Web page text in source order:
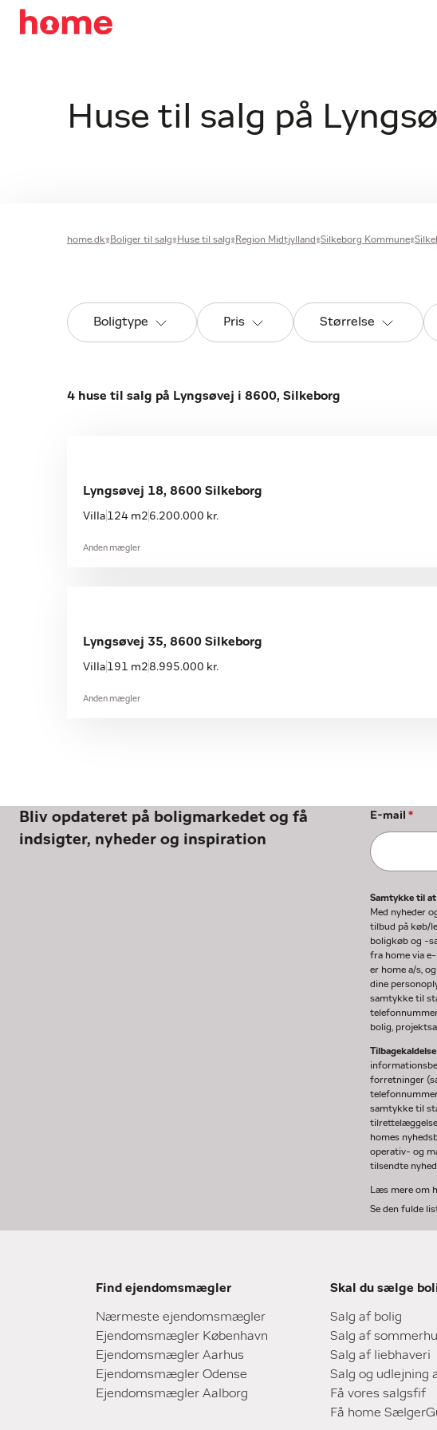
Huse til salg på
home.dk Boliger til salg Huse til salg Region Midtjylland Silkeborg Kommune
Boligtype Pris Størrelse
4 huse til salg på Lyngsøvej i 8600, Silkeborg
Lyngsøvej 18, 8600 Silkeborg
Villa 124 m2 6.200.000 kr.
Anden mægler
Lyngsøvej 35, 8600 Silkeborg
Villa 191 m28.995.000 kr.
Anden mægler
Bliv opdateret på boligmarkedet og få
indsigter, nyheder og inspiration
E-mail *
Samtykke til
Med nyheder
tilbud på køb/
boligkøb og -
fra home via
er home a/s,
dine
samtykke til
bolig,
forretninger
samtykke til
homes
operativ- og
tilsendte
Læs mere om
Se den fulde
Find ejendomsmægler
Nærmeste ejendomsmægler
Ejendomsmægler København
Ejendomsmægler Aarhus
Ejendomsmægler Odense
Ejendomsmægler Aalborg
Skal du sælge
Salg af bolig
Salg af
Salg af liebhaveri
Salg og udlejning
Få vores salgsfif
Få home